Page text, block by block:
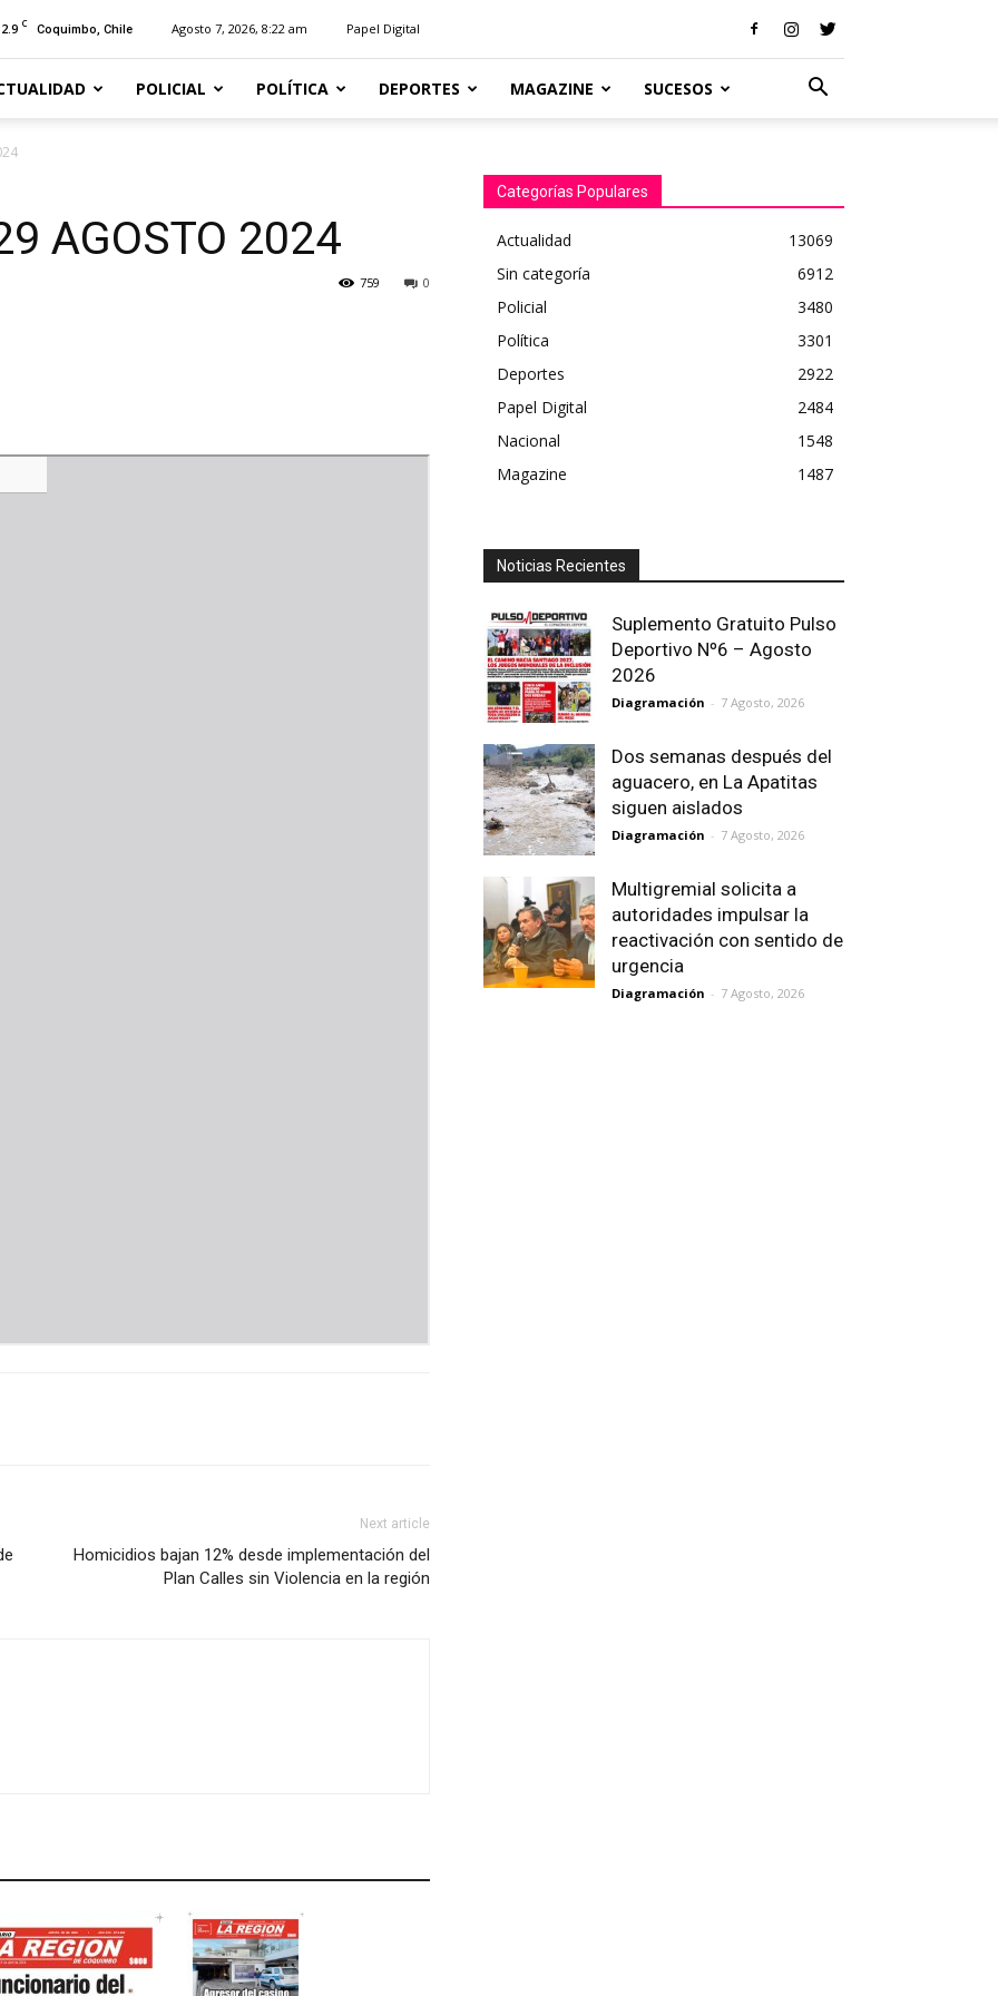
C Coquimbo, Chile Agosto 7, 2026, 8:22 am Papel Digital
POLICIAL POLÍTICA DEPORTES MAGAZINE SUCESOS
AGOSTO 2024
0
759
Next article
Homicidios bajan 12% desde implementación del
Plan Calles sin Violencia en la región
Categorías Populares
Actualidad
13069
Sin categoría
6912
Policial
3480
Política
3301
Deportes
2922
Papel Digital
2484
Nacional
1548
Magazine
1487
Noticias Recientes
Suplemento Gratuito Pulso
Deportivo Nº6 – Agosto
2026
Diagramación - 7 Agosto, 2026
Dos semanas después del
aguacero, en La Apatitas
siguen aislados
Diagramación - 7 Agosto, 2026
Multigremial solicita a
autoridades impulsar la
reactivación con sentido de
urgencia
Diagramación - 7 Agosto, 2026